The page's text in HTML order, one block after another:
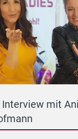
mit